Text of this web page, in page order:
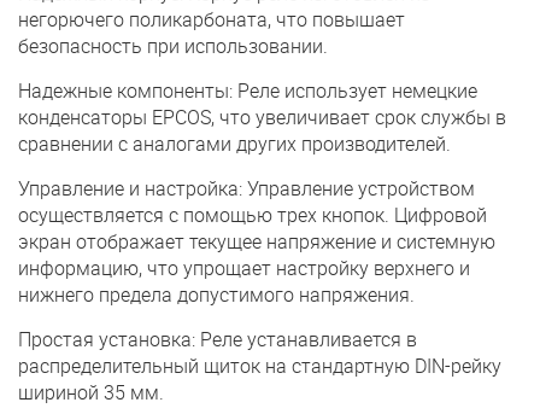
негорючего поликарбоната, что повышает
безопасность при использовании.
Надежные компоненты: Реле использует немецкие
конденсаторы EPCOS, что увеличивает срок службы в
сравнении с аналогами других производителей.
Управление и настройка: Управление устройством
осуществляется с помощью трех кнопок. Цифровой
экран отображает текущее напряжение и системную
информацию, что упрощает настройку верхнего и
нижнего предела допустимого напряжения.
Простая установка: Реле устанавливается в
распределительный щиток на стандартную DIN-рейку
шириной 35 мм.